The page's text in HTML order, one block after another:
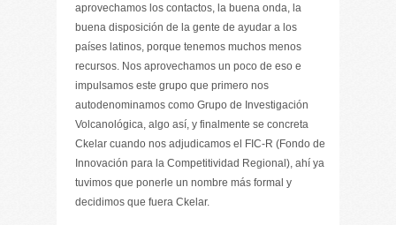
aprovechamos los contactos, la buena onda, la
buena disposición de la gente de ayudar a los
países latinos, porque tenemos muchos menos
recursos. Nos aprovechamos un poco de eso e
impulsamos este grupo que primero nos
autodenominamos como Grupo de Investigación
Volcanológica, algo así, y finalmente se concreta
Ckelar cuando nos adjudicamos el FIC-R (Fondo de
Innovación para la Competitividad Regional), ahí ya
tuvimos que ponerle un nombre más formal y
decidimos que fuera Ckelar.